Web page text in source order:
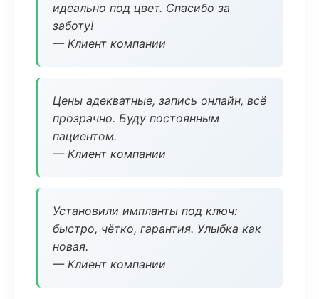
идеально под цвет. Спасибо за
заботу!
— Клиент компании
Цены адекватные, запись онлайн, всё
прозрачно. Буду постоянным
пациентом.
— Клиент компании
Установили импланты под ключ:
быстро, чётко, гарантия. Улыбка как
новая.
— Клиент компании